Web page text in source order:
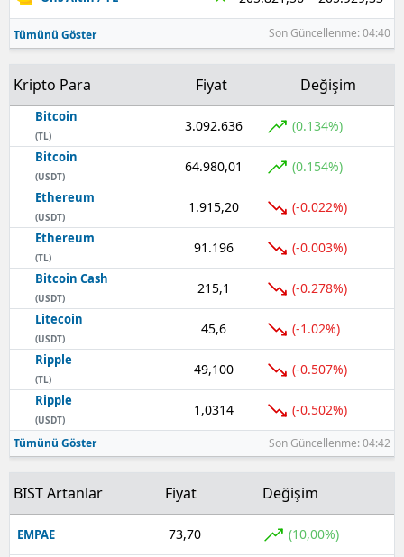
Tümünü Göster Son Güncellenme: 04:40
Kripto Para Fiyat Değişim
Bitcoin
(TL)
3.092.636 (0.134%)
Bitcoin
(USDT)
64.980,01 (0.154%)
Ethereum
(USDT)
1.915,20 (-0.022%)
Ethereum
(TL)
91.196 (-0.003%)
Bitcoin Cash
(USDT)
215,1 (-0.278%)
Litecoin
(USDT)
45,6 (-1.02%)
Ripple
(TL)
49,100 (-0.507%)
Ripple
(USDT)
1,0314 (-0.502%)
Tümünü Göster Son Güncellenme: 04:42
BIST Artanlar Fiyat Değişim
EMPAE 73,70 (10,00%)